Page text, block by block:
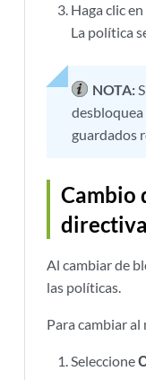
Haga clic en
La política
NOTA:
desbloquea
guardados
Cambio
directiva
Al cambiar de
las políticas.
Para cambiar
Seleccione